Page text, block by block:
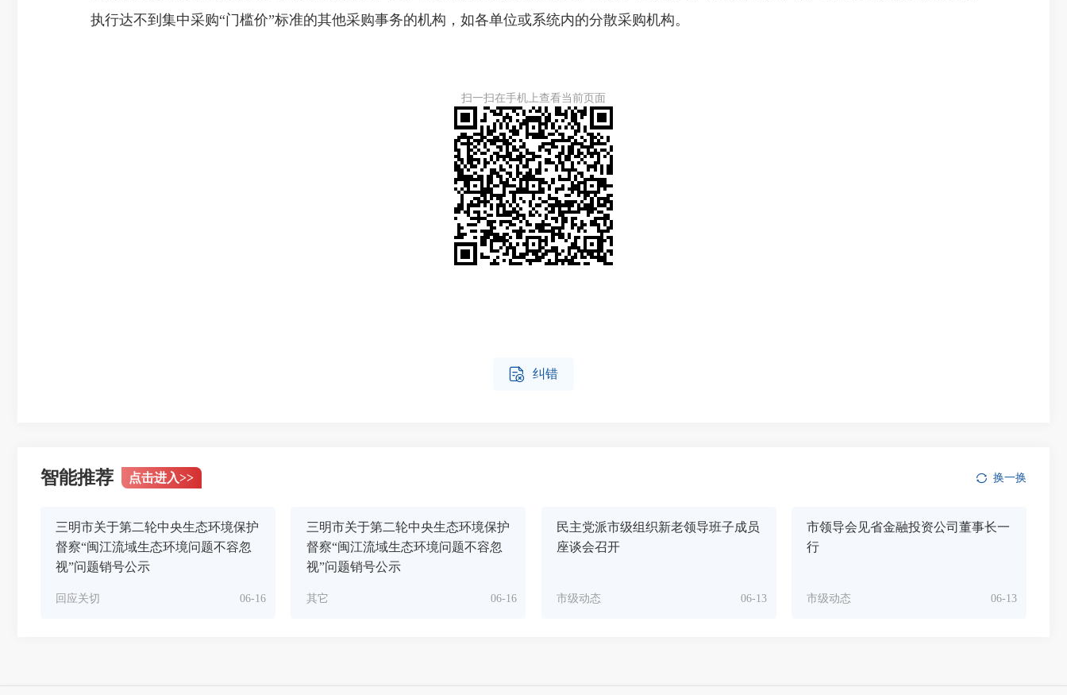
执行达不到集中采购“门槛价”标准的其他采购事务的机构，如各单位或系统内的分散采购机构。
扫一扫在手机上查看当前页面
 纠错
智能推荐 点击进入>> 换一换
三明市关于第二轮中央生态环境保护
督察“闽江流域生态环境问题不容忽
视”问题销号公示
06-16
回应关切
三明市关于第二轮中央生态环境保护
督察“闽江流域生态环境问题不容忽
视”问题销号公示
06-16
其它
民主党派市级组织新老领导班子成员
座谈会召开
06-13
市级动态
市领导会见省金融投资公司董事长一
行
06-13
市级动态